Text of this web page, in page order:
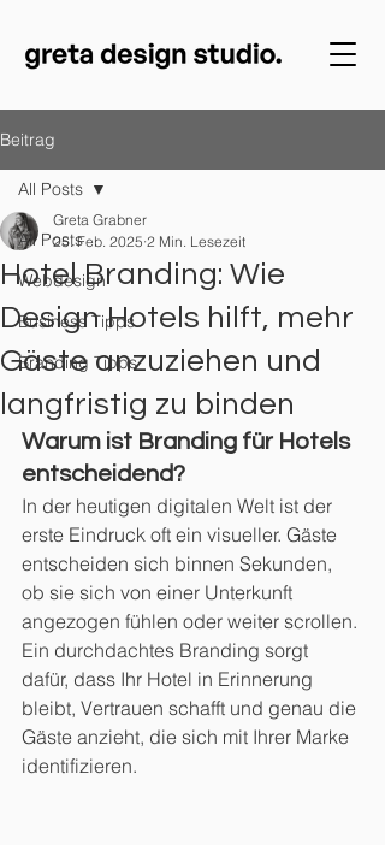
Beitrag
All Posts
Webdesign
Business Tipps
Branding Tipps
All Posts
Hotel Branding: Wie
Design Hotels hilft, mehr
Gäste anzuziehen und
langfristig zu binden
Greta Grabner
25. Feb. 2025 2 Min. Lesezeit
Warum ist Branding für Hotels
entscheidend?
In der heutigen digitalen Welt ist der
erste Eindruck oft ein visueller. Gäste
entscheiden sich binnen Sekunden,
ob sie sich von einer Unterkunft
angezogen fühlen oder weiter scrollen.
Ein durchdachtes Branding sorgt
dafür, dass Ihr Hotel in Erinnerung
bleibt, Vertrauen schafft und genau die
Gäste anzieht, die sich mit Ihrer Marke
identifizieren.